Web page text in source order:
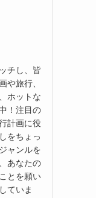
チし、皆
や旅行、
ホットな
！注目の
計画に役
をちょっ
ャンルを
あなたの
とを願い
ていま